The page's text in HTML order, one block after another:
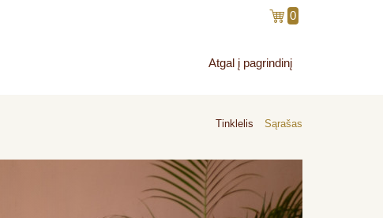
0
Atgal į pagrindinį
Tinklelis Sąrašas